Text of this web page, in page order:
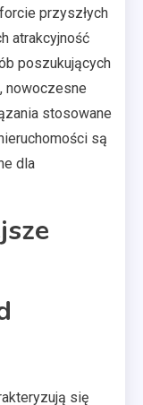
przyszłych
atrakcyjność
poszukujących
nowoczesne
stosowane
są
dla
się